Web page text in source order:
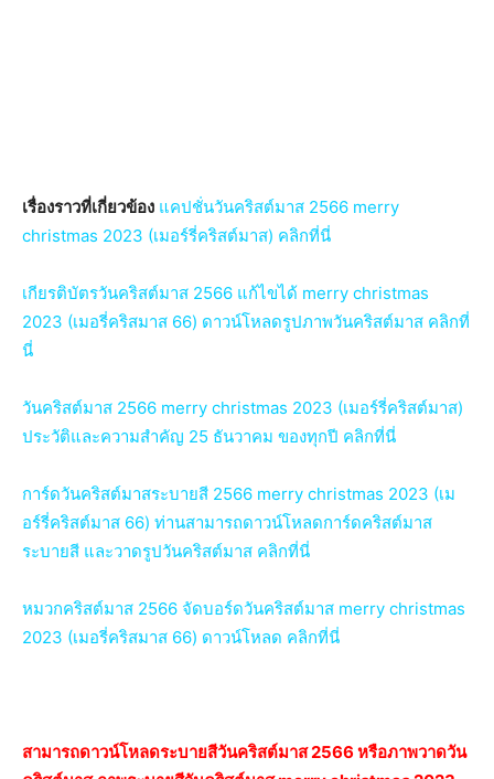
เรื่องราวที่เกี่ยวข้อง แคปชั่นวันคริสต์มาส 2566 merry
christmas 2023 (เมอร์รี่คริสต์มาส) คลิกที่นี่
เกียรติบัตรวันคริสต์มาส 2566 แก้ไขได้ merry christmas
2023 (เมอรี่คริสมาส 66) ดาวน์โหลดรูปภาพวันคริสต์มาส คลิกที่
นี่
วันคริสต์มาส 2566 merry christmas 2023 (เมอร์รี่คริสต์มาส)
ประวัติและความสำคัญ 25 ธันวาคม ของทุกปี คลิกที่นี่
การ์ดวันคริสต์มาสระบายสี 2566 merry christmas 2023 (เม
อร์รี่คริสต์มาส 66) ท่านสามารถดาวน์โหลดการ์ดคริสต์มาส
ระบายสี และวาดรูปวันคริสต์มาส คลิกที่นี่
หมวกคริสต์มาส 2566 จัดบอร์ดวันคริสต์มาส merry christmas
2023 (เมอรี่คริสมาส 66) ดาวน์โหลด คลิกที่นี่
สามารถดาวน์โหลดระบายสีวันคริสต์มาส 2566 หรือภาพวาดวัน